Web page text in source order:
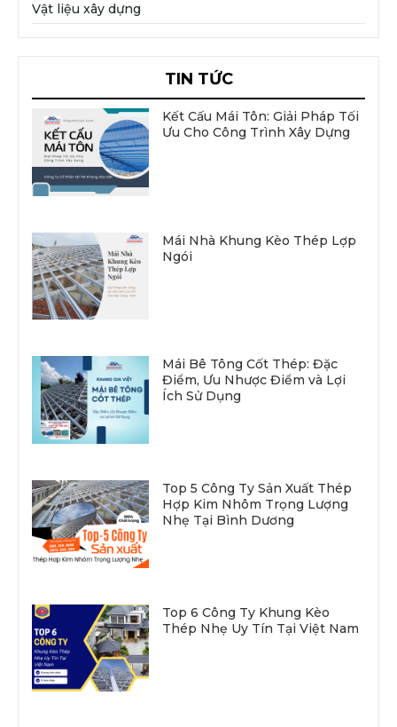
Vật liệu xây dựng
TIN TỨC
Kết Cấu Mái Tôn: Giải Pháp Tối
Ưu Cho Công Trình Xây Dựng
Mái Nhà Khung Kèo Thép Lợp
Ngói
Mái Bê Tông Cốt Thép: Đặc
Điểm, Ưu Nhược Điểm và Lợi
Ích Sử Dụng
Top 5 Công Ty Sản Xuất Thép
Hợp Kim Nhôm Trọng Lượng
Nhẹ Tại Bình Dương
Top 6 Công Ty Khung Kèo
Thép Nhẹ Uy Tín Tại Việt Nam